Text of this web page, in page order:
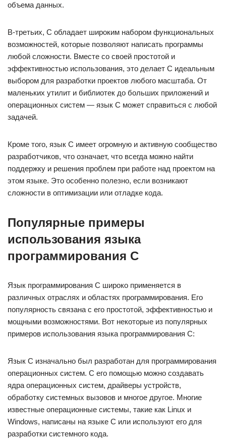
объема данных.
В-третьих, C обладает широким набором функциональных
возможностей, которые позволяют написать программы
любой сложности. Вместе со своей простотой и
эффективностью использования, это делает C идеальным
выбором для разработки проектов любого масштаба. От
маленьких утилит и библиотек до больших приложений и
операционных систем — язык C может справиться с любой
задачей.
Кроме того, язык C имеет огромную и активную сообщество
разработчиков, что означает, что всегда можно найти
поддержку и решения проблем при работе над проектом на
этом языке. Это особенно полезно, если возникают
сложности в оптимизации или отладке кода.
Популярные примеры
использования языка
программирования C
Язык программирования C широко применяется в
различных отраслях и областях программирования. Его
популярность связана с его простотой, эффективностью и
мощными возможностями. Вот некоторые из популярных
примеров использования языка программирования C:
Язык C изначально был разработан для программирования
операционных систем. С его помощью можно создавать
ядра операционных систем, драйверы устройств,
обработку системных вызовов и многое другое. Многие
известные операционные системы, такие как Linux и
Windows, написаны на языке C или используют его для
разработки системного кода.